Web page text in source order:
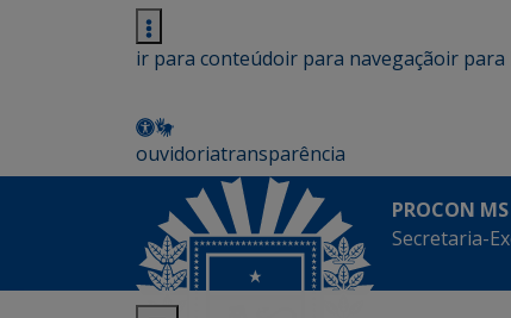
ir para conteúdoir para navegaçãoir para
ouvidoriatransparência
PROCON MS
Secretaria-